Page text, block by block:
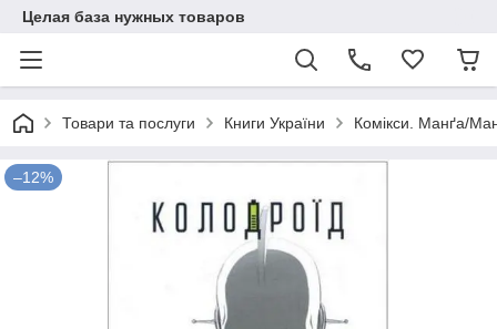
Целая база нужных товаров
Товари та послуги Книги України Комікси. Манґа/
–12%